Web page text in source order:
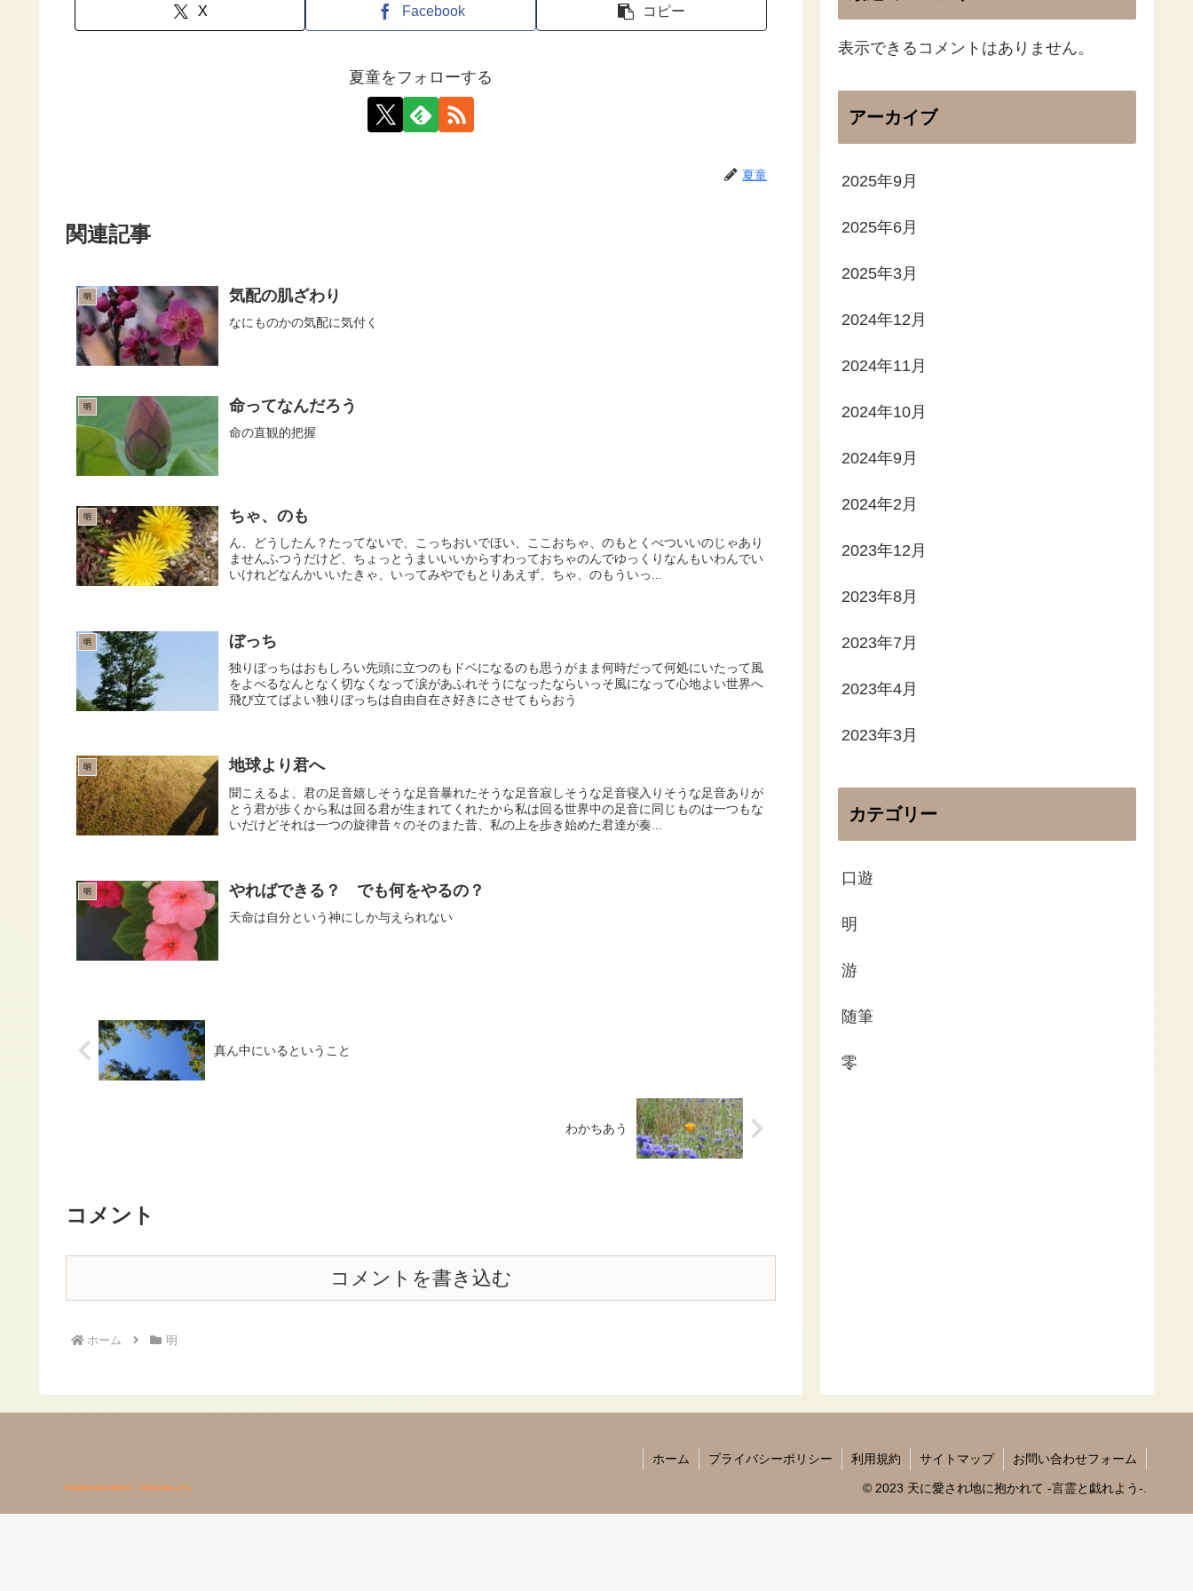
X Facebook コピー
夏童をフォローする
夏童
関連記事
明 気配の肌ざわり
なにものかの気配に気付く
明 命ってなんだろう
命の直観的把握
明 ちゃ、のも
ん、どうしたん？たってないで、こっちおいでほい、ここおちゃ、のもとくべついいのじゃあり
ませんふつうだけど、ちょっとうまいいいからすわっておちゃのんでゆっくりなんもいわんでい
いけれどなんかいいたきゃ、いってみやでもとりあえず、ちゃ、のもういっ...
明 ぼっち
独りぼっちはおもしろい先頭に立つのもドベになるのも思うがまま何時だって何処にいたって風
をよべるなんとなく切なくなって涙があふれそうになったならいっそ風になって心地よい世界へ
飛び立てばよい独りぼっちは自由自在さ好きにさせてもらおう
明 地球より君へ
聞こえるよ、君の足音嬉しそうな足音暴れたそうな足音寂しそうな足音寝入りそうな足音ありが
とう君が歩くから私は回る君が生まれてくれたから私は回る世界中の足音に同じものは一つもな
いだけどそれは一つの旋律昔々のそのまた昔、私の上を歩き始めた君達が奏...
明 やればできる？ でも何をやるの？
天命は自分という神にしか与えられない
真ん中にいるということ
わかちあう
コメント
コメントを書き込む
ホーム 明
表示できるコメントはありません。
アーカイブ
2025年9月
2025年6月
2025年3月
2024年12月
2024年11月
2024年10月
2024年9月
2024年2月
2023年12月
2023年8月
2023年7月
2023年4月
2023年3月
カテゴリー
口遊
明
游
随筆
零
ホーム プライバシーポリシー 利用規約 サイトマップ お問い合わせフォーム
© 2023 天に愛され地に抱かれて -言霊と戯れよう-.